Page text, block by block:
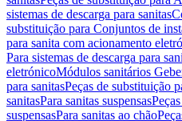
sistemas de descarga para sanitas
substituição para Conjuntos de
para sanita com acionamento
Para sistemas de descarga para
eletrónicoMódulos sanitários
para sanitasPeças de substituição
sanitasPara sanitas suspensas
suspensasPara sanitas ao chão